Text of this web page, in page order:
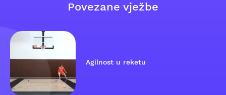
Povezane vježbe
Agilnost u reketu